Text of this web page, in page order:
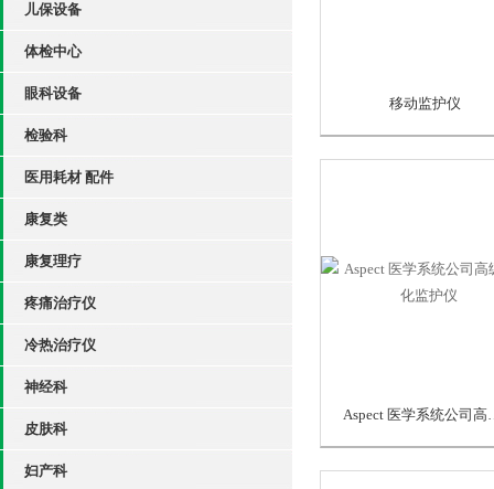
儿保设备
体检中心
眼科设备
检验科
医用耗材 配件
康复类
康复理疗
疼痛治疗仪
冷热治疗仪
神经科
皮肤科
妇产科
移动监护仪
Aspect